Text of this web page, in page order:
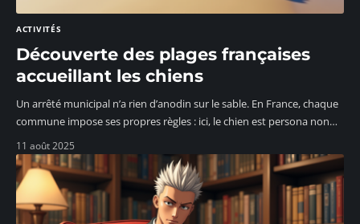
ACTIVITÉS
Découverte des plages françaises
accueillant les chiens
Un arrêté municipal n’a rien d’anodin sur le sable. En France, chaque
commune impose ses propres règles : ici, le chien est persona non…
11 août 2025